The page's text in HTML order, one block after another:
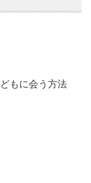
もに会う方法